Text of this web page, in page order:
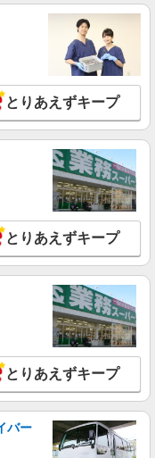
詳細を見る
助手としてキャリアを
〜400,000円 ・基本
円 ・資格手当：10,000〜
〜70,000円 ・処遇改
当：20,000円（10時
する場合には超過勤務
勤手当：10,000円/1回
・初任者研修 ・実務
詳細を見る
験OKの看護助手！医
〜400,000円 ・基本
・資格手当：10,000〜
〜70,000円 ・処遇改
（勤続年数、保有資格
手当：20,000円（10時
過する場合には超過勤務
詳細を見る
とりあえずキープ
とりあえずキープ
とりあえずキープ
バー